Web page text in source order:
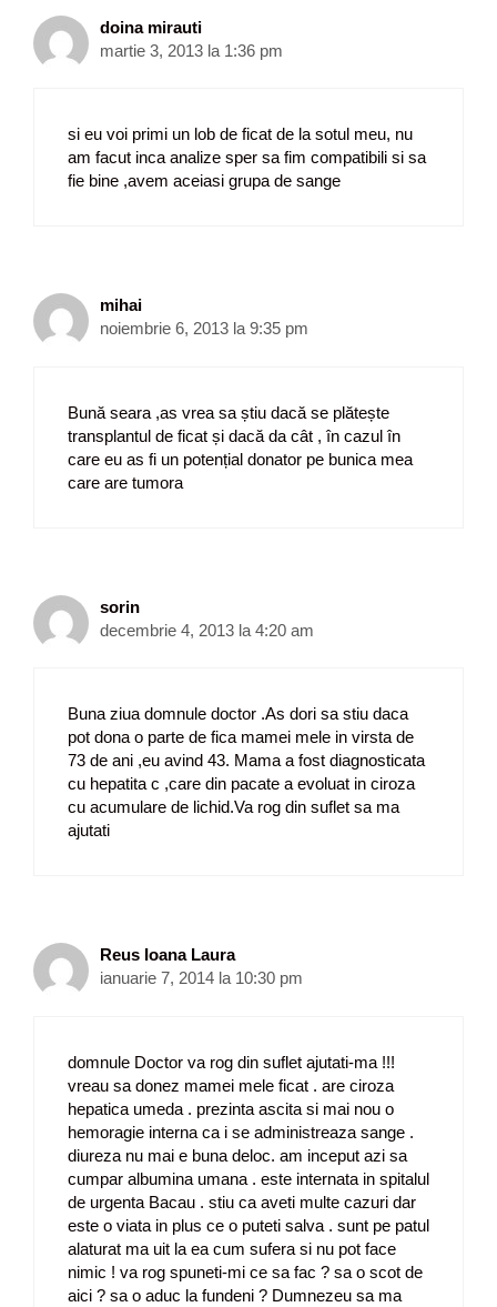
doina mirauti
martie 3, 2013 la 1:36 pm
si eu voi primi un lob de ficat de la sotul meu, nu
am facut inca analize sper sa fim compatibili si sa
fie bine ,avem aceiasi grupa de sange
mihai
noiembrie 6, 2013 la 9:35 pm
Bună seara ,as vrea sa știu dacă se plătește
transplantul de ficat și dacă da cât , în cazul în
care eu as fi un potențial donator pe bunica mea
care are tumora
sorin
decembrie 4, 2013 la 4:20 am
Buna ziua domnule doctor .As dori sa stiu daca
pot dona o parte de fica mamei mele in virsta de
73 de ani ,eu avind 43. Mama a fost diagnosticata
cu hepatita c ,care din pacate a evoluat in ciroza
cu acumulare de lichid.Va rog din suflet sa ma
ajutati
Reus Ioana Laura
ianuarie 7, 2014 la 10:30 pm
domnule Doctor va rog din suflet ajutati-ma !!!
vreau sa donez mamei mele ficat . are ciroza
hepatica umeda . prezinta ascita si mai nou o
hemoragie interna ca i se administreaza sange .
diureza nu mai e buna deloc. am inceput azi sa
cumpar albumina umana . este internata in spitalul
de urgenta Bacau . stiu ca aveti multe cazuri dar
este o viata in plus ce o puteti salva . sunt pe patul
alaturat ma uit la ea cum sufera si nu pot face
nimic ! va rog spuneti-mi ce sa fac ? sa o scot de
aici ? sa o aduc la fundeni ? Dumnezeu sa ma